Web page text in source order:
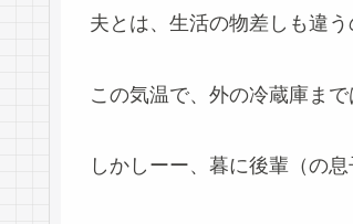
夫とは、生活の物差しも違
この気温で、外の冷蔵庫まで
しかしーー、暮に後輩（の